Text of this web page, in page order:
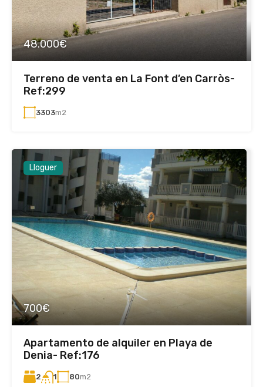
48.000€
Terreno de venta en La Font d’en Carròs-
Ref:299
3303m2
Lloguer
700€
Apartamento de alquiler en Playa de
Denia- Ref:176
2 1 80m2